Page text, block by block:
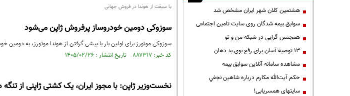
با سبقت از هوندا در فروش جهانی
سوزوکی دومین خودروساز پرفروش ژاپن می‌شود
سوزوکی موتورز برای اولین بار با پیشی گرفتن از هوندا موتورز، به
کد خبر: ۸۸۷۳۱۷ تاریخ انتشار : ۱۴۰۵/۰۲/۲۶
نخست‌وزیر ژاپن: با مجوز ایران، یک کشتی ژاپنی از تنگه
هشتمین کلان شهر ایران مشخص شد
سوابق بیمه شدگان روی سایت تامین اجتماعی
همجنس گرایی در شبکه من و تو
13 توصیه آسان برای رفع بوی بد دهان
مشاهده سامانه آنلاين سوابق بیمه
حكم آيت‌الله مكارم درباره شاهين نجفي
سایتهای همسریابی!